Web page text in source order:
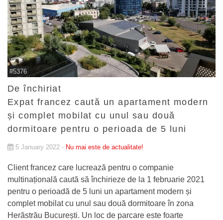
#5376
De închiriat
Expat francez caută un apartament modern
și complet mobilat cu unul sau două
dormitoare pentru o perioada de 5 luni
5 January 2022 - Nu mai este de actualitate!
Client francez care lucrează pentru o companie
multinațională caută să închirieze de la 1 februarie 2021
pentru o perioadă de 5 luni un apartament modern și
complet mobilat cu unul sau două dormitoare în zona
Herăstrău București. Un loc de parcare este foarte